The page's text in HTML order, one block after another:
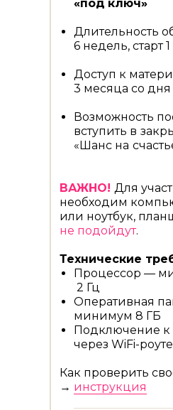
«под ключ»
Длительность
6 недель, старт
Доступ к
3 месяца со дня
Возможность
вступить в
«Шанс на
ВАЖНО! Для
необходим
или ноутбук,
не подойдут.
Технические
Процессор —
2 Гц
Оперативная
минимум 8 ГБ
Подключение к
через WiFi-
Как проверить
→ инструкция